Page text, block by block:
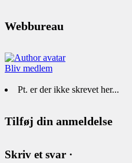
Webbureau
Bliv medlem
Pt. er der ikke skrevet her...
Tilføj din anmeldelse
Skriv et svar ·